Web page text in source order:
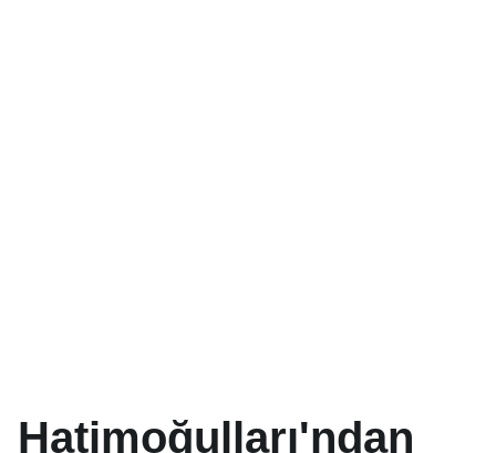
Hatimoğulları'ndan